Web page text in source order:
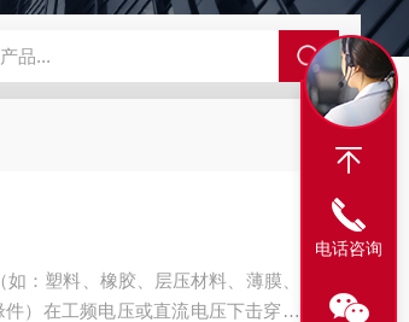
缘材料电压击穿强度试验机 GCDDJ-100Kv
：塑料、橡胶、层压材料、薄膜、
）在工频电压或直流电压下击穿强
电话咨询